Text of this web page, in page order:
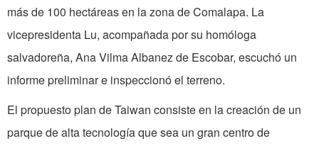
más de 100 hectáreas en la zona de Comalapa. La
vicepresidenta Lu, acompañada por su homóloga
salvadoreña, Ana Vilma Albanez de Escobar, escuchó un
informe preliminar e inspeccionó el terreno.
El propuesto plan de Taiwan consiste en la creación de un
parque de alta tecnología que sea un gran centro de